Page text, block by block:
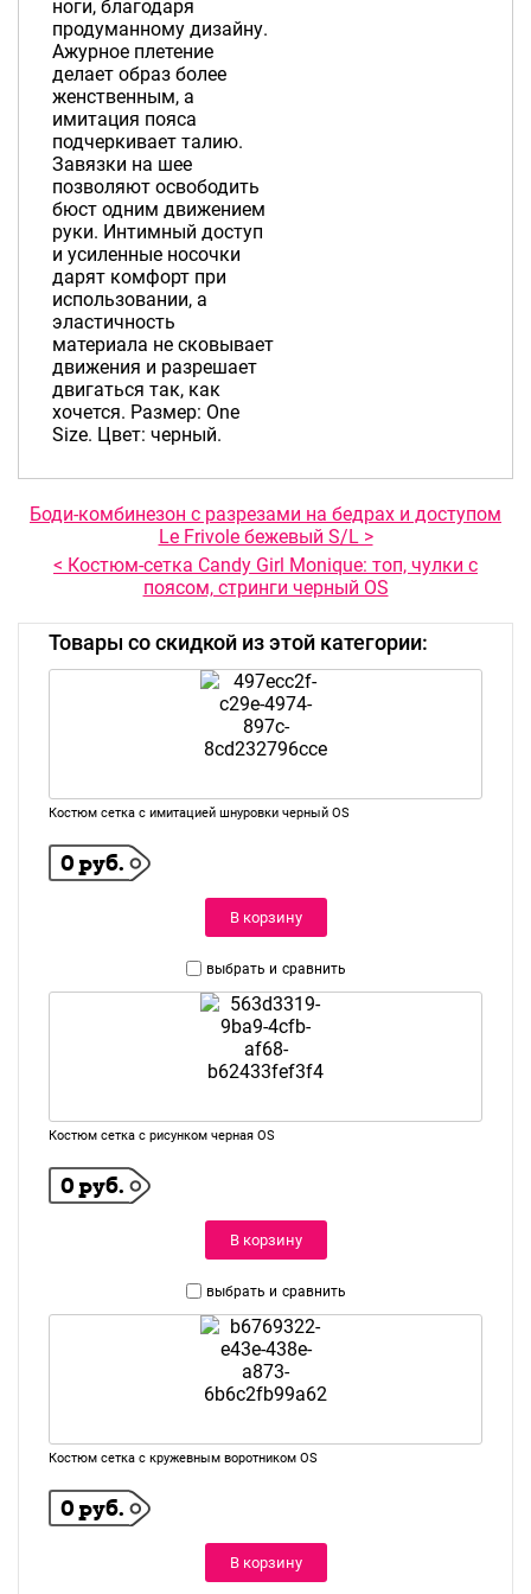
ноги, благодаря
продуманному дизайну.
Ажурное плетение
делает образ более
женственным, а
имитация пояса
подчеркивает талию.
Завязки на шее
позволяют освободить
бюст одним движением
руки. Интимный доступ
и усиленные носочки
дарят комфорт при
использовании, а
эластичность
материала не сковывает
движения и разрешает
двигаться так, как
хочется. Размер: One
Size. Цвет: черный.
Боди-комбинезон с разрезами на бедрах и доступом
Le Frivole бежевый S/L >
< Костюм-сетка Candy Girl Monique: топ, чулки с
поясом, стринги черный OS
Товары со скидкой из этой категории:
Костюм сетка с имитацией шнуровки черный OS
0 руб.
В корзину
выбрать и сравнить
Костюм сетка с рисунком черная OS
0 руб.
В корзину
выбрать и сравнить
Костюм сетка с кружевным воротником OS
0 руб.
В корзину